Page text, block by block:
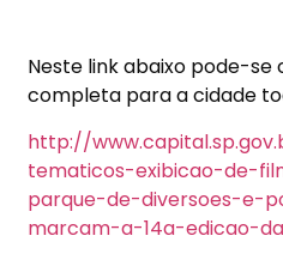
Neste link abaixo pode-
completa para a cidade
http://
tematicos-exibicao-de-
parque-de-diversoes-e-
marcam-a-14a-edicao-